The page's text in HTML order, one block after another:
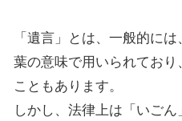
「遺言」とは、一般的に
葉の意味で用いられてお
こともあります。
しかし、法律上は「いご